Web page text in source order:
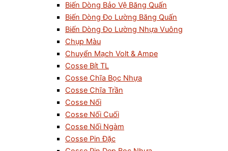
Biến Dòng Bảo Vệ Băng Quấn
Biến Dòng Đo Lường Băng Quấn
Biến Dòng Đo Lường Nhựa Vuông
Chụp Màu
Chuyển Mạch Volt & Ampe
Cosse Bít TL
Cosse Chĩa Bọc Nhựa
Cosse Chĩa Trần
Cosse Nối
Cosse Nối Cuối
Cosse Nối Ngàm
Cosse Pin Đặc